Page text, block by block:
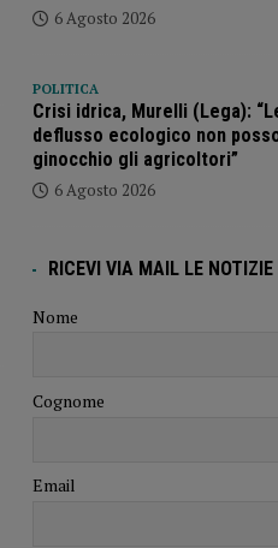
6 Agosto 2026
POLITICA
Crisi idrica, Murelli (Lega):
deflusso ecologico non
ginocchio gli agricoltori”
6 Agosto 2026
RICEVI VIA MAIL LE
Nome
Cognome
Email